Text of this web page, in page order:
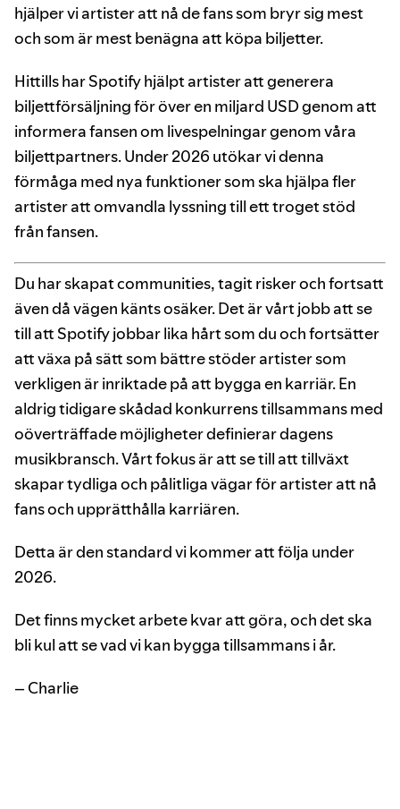
hjälper vi artister att nå de fans som bryr sig mest
och som är mest benägna att köpa biljetter.
Hittills har Spotify hjälpt artister att generera
biljettförsäljning för över en miljard USD genom att
informera fansen om livespelningar genom våra
biljettpartners. Under 2026 utökar vi denna
förmåga med nya funktioner som ska hjälpa fler
artister att omvandla lyssning till ett troget stöd
från fansen.
Du har skapat communities, tagit risker och fortsatt
även då vägen känts osäker. Det är vårt jobb att se
till att Spotify jobbar lika hårt som du och fortsätter
att växa på sätt som bättre stöder artister som
verkligen är inriktade på att bygga en karriär. En
aldrig tidigare skådad konkurrens tillsammans med
oöverträffade möjligheter definierar dagens
musikbransch. Vårt fokus är att se till att tillväxt
skapar tydliga och pålitliga vägar för artister att nå
fans och upprätthålla karriären.
Detta är den standard vi kommer att följa under
2026.
Det finns mycket arbete kvar att göra, och det ska
bli kul att se vad vi kan bygga tillsammans i år.
– Charlie